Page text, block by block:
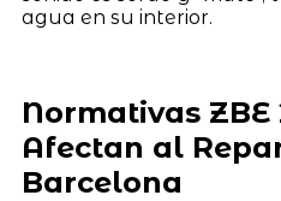
agua en su interior.
Normativas ZBE
Afectan al
Barcelona